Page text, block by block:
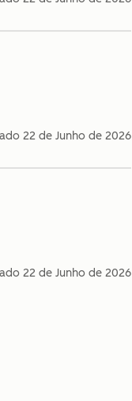
22 de Junho de 2026
22 de Junho de 2026